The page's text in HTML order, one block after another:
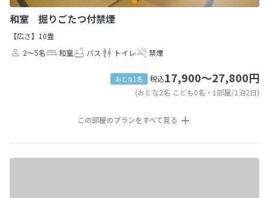
和室 掘りごたつ付禁煙
【広さ】10畳
2～5名
和室 バス トイレ 禁煙
おとな1名 税込17,900～27,800円
(おとな2名 こども0名・1部屋/1泊2日)
この部屋のプランをすべて見る